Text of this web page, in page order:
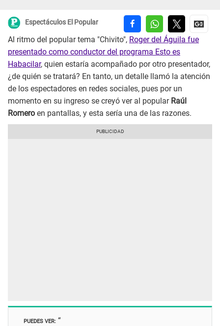
Espectáculos El Popular
Al ritmo del popular tema "Chivito", Roger del Águila fue
presentado como conductor del programa Esto es
Habacilar, quien estaría acompañado por otro presentador,
¿de quién se tratará? En tanto, un detalle llamó la atención
de los espectadores en redes sociales, pues por un
momento en su ingreso se creyó ver al popular Raúl
Romero en pantallas, y esta sería una de las razones.
PUEDES VER: “